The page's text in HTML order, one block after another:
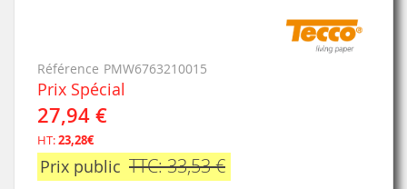
Référence PMW6763210015
Prix Spécial
27,94 €
HT:23,28€
Prix public TTC: 33,53 €